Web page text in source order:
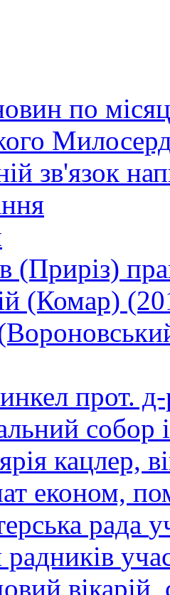
по
зв'язок
(Приріз)
(Комар)
прот.
собор
кацлер,
економ,
рада
радників
вікарій,